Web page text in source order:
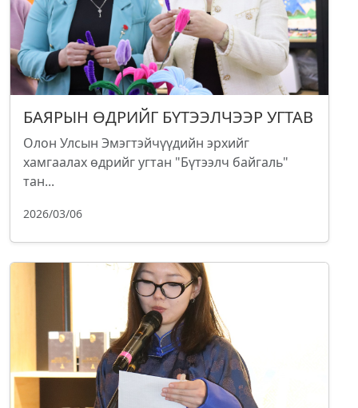
БАЯРЫН ӨДРИЙГ БҮТЭЭЛЧЭЭР УГТАВ
Олон Улсын Эмэгтэйчүүдийн эрхийг
хамгаалах өдрийг угтан "Бүтээлч байгаль"
тан...
2026/03/06